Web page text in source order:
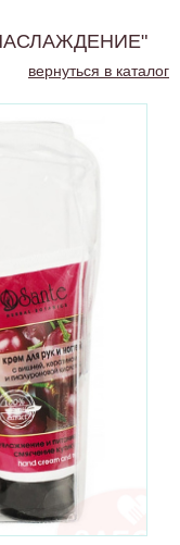
вернуться в каталог